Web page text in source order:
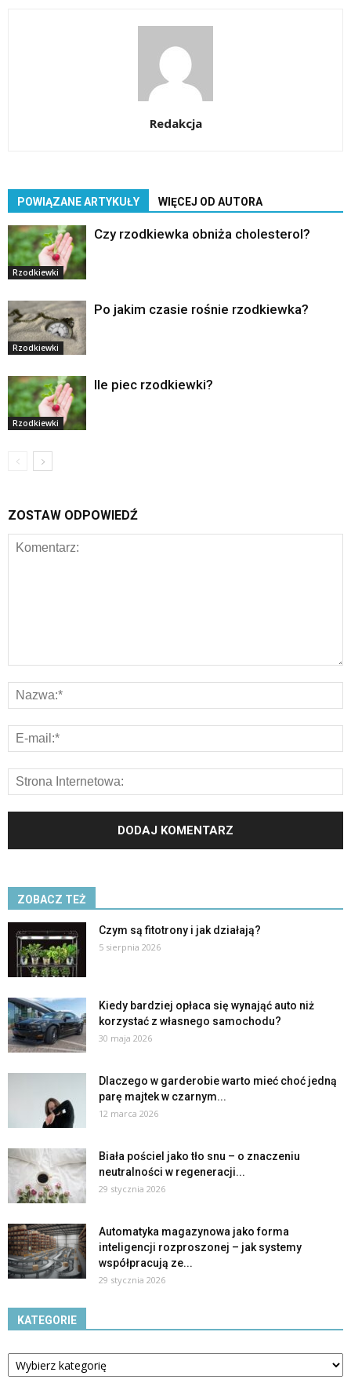
Redakcja
POWIĄZANE ARTYKUŁY WIĘCEJ OD AUTORA
Rzodkiewki
Czy rzodkiewka obniża cholesterol?
Rzodkiewki
Po jakim czasie rośnie rzodkiewka?
Rzodkiewki
Ile piec rzodkiewki?
ZOSTAW ODPOWIEDŹ
ZOBACZ TEŻ
Czym są fitotrony i jak działają?
5 sierpnia 2026
Kiedy bardziej opłaca się wynająć auto niż
korzystać z własnego samochodu?
30 maja 2026
Dlaczego w garderobie warto mieć choć jedną
parę majtek w czarnym...
12 marca 2026
Biała pościel jako tło snu – o znaczeniu
neutralności w regeneracji...
29 stycznia 2026
Automatyka magazynowa jako forma
inteligencji rozproszonej – jak systemy
współpracują ze...
29 stycznia 2026
KATEGORIE
Kategorie